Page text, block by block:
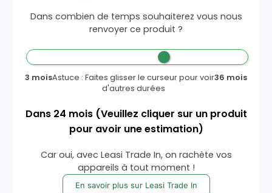
Dans combien de temps souhaiterez vous nous
renvoyer ce produit ?
3 moisAstuce : Faites glisser le curseur pour voir
d'autres durées
36 mois
Dans 24 mois (Veuillez cliquer sur un produit
pour avoir une estimation)
Car oui, avec Leasi Trade In, on rachète vos
appareils à tout moment !
En savoir plus sur Leasi Trade In